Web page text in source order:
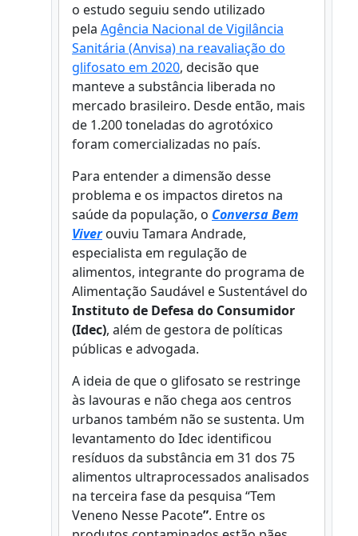
o estudo seguiu sendo utilizado
pela Agência Nacional de Vigilância
Sanitária (Anvisa) na reavaliação do
glifosato em 2020, decisão que
manteve a substância liberada no
mercado brasileiro. Desde então, mais
de 1.200 toneladas do agrotóxico
foram comercializadas no país.
Para entender a dimensão desse
problema e os impactos diretos na
saúde da população, o Conversa Bem
Viver ouviu Tamara Andrade,
especialista em regulação de
alimentos, integrante do programa de
Alimentação Saudável e Sustentável do
Instituto de Defesa do Consumidor
(Idec), além de gestora de políticas
públicas e advogada.
A ideia de que o glifosato se restringe
às lavouras e não chega aos centros
urbanos também não se sustenta. Um
levantamento do Idec identificou
resíduos da substância em 31 dos 75
alimentos ultraprocessados analisados
na terceira fase da pesquisa “Tem
Veneno Nesse Pacote”. Entre os